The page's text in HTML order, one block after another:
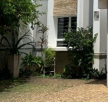
Excelente
Só tenho que